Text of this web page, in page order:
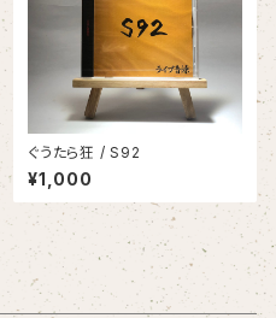
ぐうたら狂 / S92
¥1,000